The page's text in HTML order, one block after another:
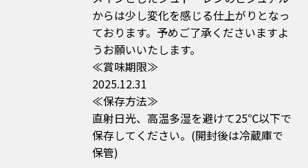
からは少し変化を感じる仕上がりとなっ
ております。予めご了承くださいますよ
うお願いいたします。
≪賞味期限≫
2025.12.31
≪保存方法≫
直射日光、高温多湿を避けて25℃以下で
保存してください。(開封後は冷蔵庫で
保管)